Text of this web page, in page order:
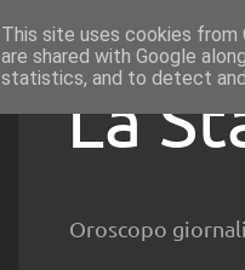
La
Oroscopo
This site uses cookies from
are shared with Google
statistics, and to detect